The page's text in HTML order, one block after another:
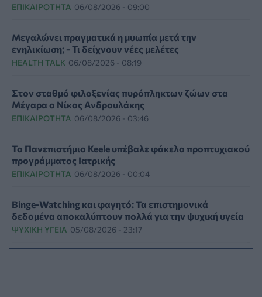
ΕΠΙΚΑΙΡΌΤΗΤΑ 06/08/2026 - 09:00
Μεγαλώνει πραγματικά η μυωπία μετά την
ενηλικίωση; - Τι δείχνουν νέες μελέτες
HEALTH TALK 06/08/2026 - 08:19
Στον σταθμό φιλοξενίας πυρόπληκτων ζώων στα
Μέγαρα ο Νίκος Ανδρουλάκης
ΕΠΙΚΑΙΡΌΤΗΤΑ 06/08/2026 - 03:46
Το Πανεπιστήμιο Keele υπέβαλε φάκελο προπτυχιακού
προγράμματος Ιατρικής
ΕΠΙΚΑΙΡΌΤΗΤΑ 06/08/2026 - 00:04
Binge-Watching και φαγητό: Τα επιστημονικά
δεδομένα αποκαλύπτουν πολλά για την ψυχική υγεία
ΨΥΧΙΚΉ ΥΓΕΊΑ 05/08/2026 - 23:17